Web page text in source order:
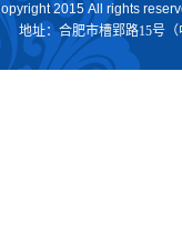
2015 All rights
地址：合肥市槽郢路15号